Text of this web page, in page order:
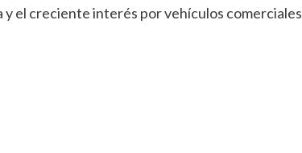
el creciente interés por vehículos comerciales